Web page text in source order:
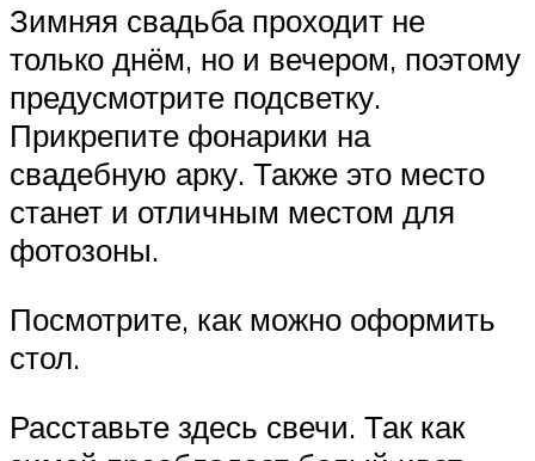
Зимняя свадьба проходит не
только днём, но и вечером, поэтому
предусмотрите подсветку.
Прикрепите фонарики на
свадебную арку. Также это место
станет и отличным местом для
фотозоны.
Посмотрите, как можно оформить
стол.
Расставьте здесь свечи. Так как